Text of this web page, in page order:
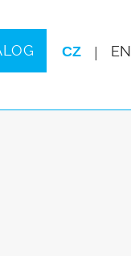
CZ | EN